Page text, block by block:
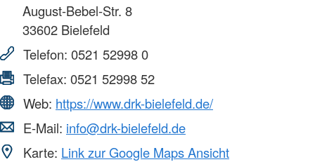
August-Bebel-Str. 8
33602 Bielefeld
Telefon: 0521 52998 0
Telefax: 0521 52998 52
Web: https://www.drk-bielefeld.de/
E-Mail: info@drk-bielefeld.de
Karte: Link zur Google Maps Ansicht